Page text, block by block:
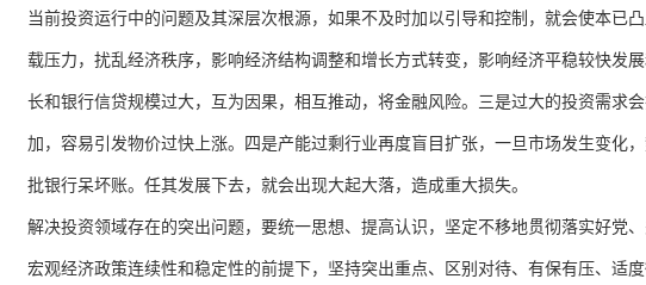
当前投资运行中的问题及其深层次根源，如果不及时加以引导和控制，就会使本已
载压力，扰乱经济秩序，影响经济结构调整和增长方式转变，影响经济平稳较快发
长和银行信贷规模过大，互为因果，相互推动，将金融风险。三是过大的投资需求
加，容易引发物价过快上涨。四是产能过剩行业再度盲目扩张，一旦市场发生变化
批银行呆坏账。任其发展下去，就会出现大起大落，造成重大损失。
解决投资领域存在的突出问题，要统一思想、提高认识，坚定不移地贯彻落实好党
宏观经济政策连续性和稳定性的前提下，坚持突出重点、区别对待、有保有压、适